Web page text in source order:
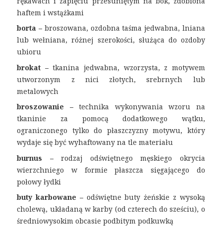
haftem i wstążkami
borta – broszowana, ozdobna taśma jedwabna, lniana
lub wełniana, różnej szerokości, służąca do ozdoby
ubioru
brokat –tkanina jedwabna, wzorzysta, z motywem
utworzonym z nici złotych, srebrnych lub
metalowych
broszowanie –technika wykonywania wzoru na
tkaninie za pomocą dodatkowego wątku,
ograniczonego tylko do płaszczyzny motywu, który
wydaje się być wyhaftowany na tle materiału
burnus –rodzaj odświętnego męskiego okrycia
wierzchniego w formie płaszcza sięgającego do
połowy łydki
buty karbowane –odświętne buty żeńskie z wysoką
cholewą, układaną w karby (od czterech do sześciu), o
średniowysokim obcasie podbitym podkuwką